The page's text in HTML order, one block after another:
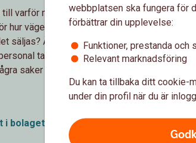
varför man kan behöva eller vilja avveckla
hur vägen dit ska se ut är vad som ska hända
säljas? Är det ett generationsskifte på
ta över, eller ska företaget avvecklas?
saker du behöver tänka på för respektive
i bolaget
webbplatsen ska fungera för
förbättrar din upplevelse:
Funktioner, prestanda och
Relevant marknadsföring
Du kan ta tillbaka ditt cookie-
under din profil när du är